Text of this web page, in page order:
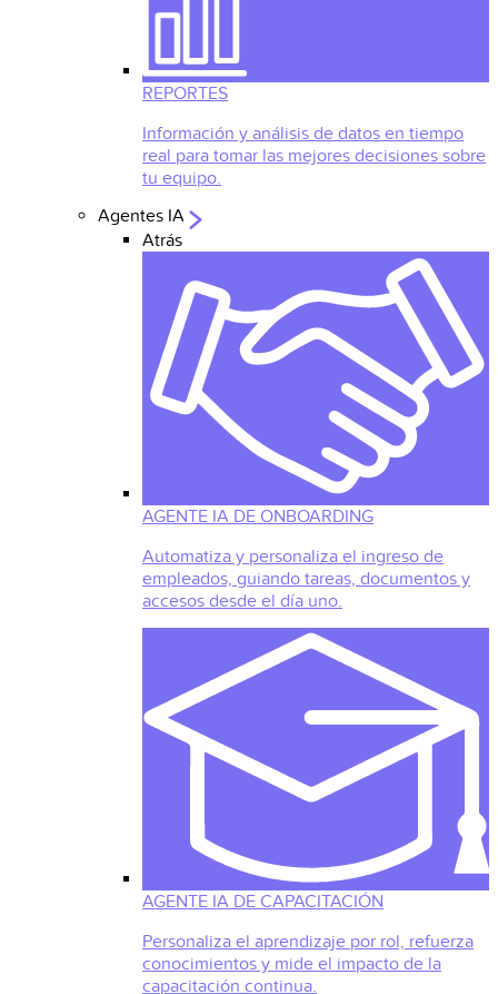
REPORTES
Información y análisis de datos en tiempo
real para tomar las mejores decisiones sobre
tu equipo.
Agentes IA
Atrás
AGENTE IA DE ONBOARDING
Automatiza y personaliza el ingreso de
empleados, guiando tareas, documentos y
accesos desde el día uno.
AGENTE IA DE CAPACITACIÓN
Personaliza el aprendizaje por rol, refuerza
conocimientos y mide el impacto de la
capacitación continua.